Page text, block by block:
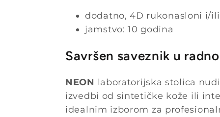
dodatno, 4D rukonasloni i/
jamstvo: 10 godina
Savršen saveznik u
NEON laboratorijska stolica
izvedbi od sintetičke kože ili
idealnim izborom za